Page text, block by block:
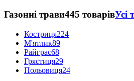
Газонні трави445 товарівУсі
Костриця224
М'ятлик89
Райграс68
Грястиця29
Польовиця24